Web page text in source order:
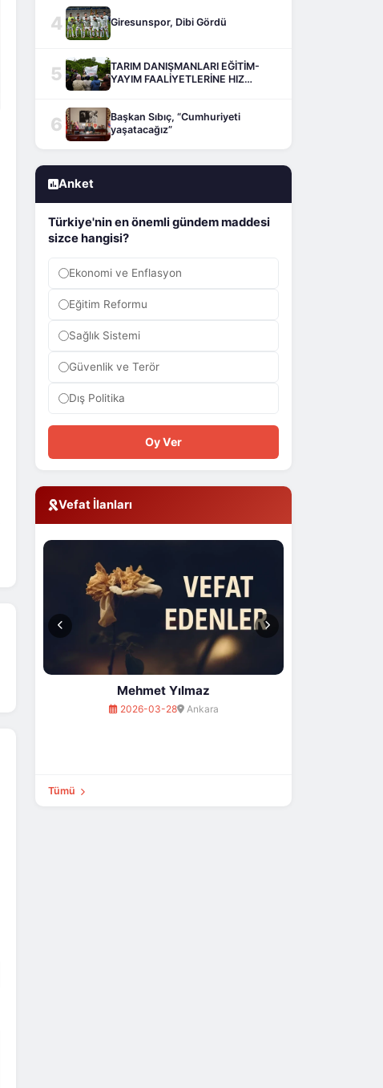
4 Giresunspor, Dibi Gördü
5
TARIM DANIŞMANLARI EĞİTİM-
YAYIM FAALİYETLERİNE HIZ
6
Başkan Sıbıç, “Cumhuriyeti
yaşatacağız”
Anket
Türkiye'nin en önemli gündem maddesi
sizce hangisi?
Ekonomi ve Enflasyon
Eğitim Reformu
Sağlık Sistemi
Güvenlik ve Terör
Dış Politika
Oy Ver
Vefat İlanları
Mehmet Yılmaz
2026-03-28 Ankara
Tümü